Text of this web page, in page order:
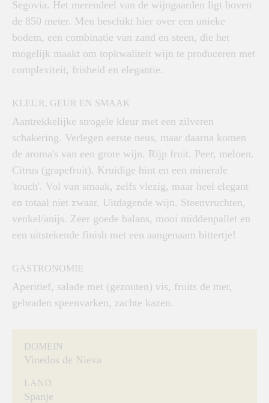
Segovia. Het merendeel van de wijngaarden ligt boven
de 850 meter. Men beschikt hier over een unieke
bodem, een combinatie van zand en steen, die het
mogelijk maakt om topkwaliteit wijn te produceren met
complexiteit, frisheid en elegantie.
KLEUR, GEUR EN SMAAK
Aantrekkelijke strogele kleur met een zilveren
schakering. Verlegen eerste neus, maar daarna komen
de aroma's van een grote wijn. Rijp fruit. Peer, meloen.
Citrus (grapefruit). Kruidige hint en een minerale
'touch'. Vol van smaak, zelfs vlezig, maar heel elegant
en totaal niet zwaar. Uitdagende wijn. Steenvruchten,
venkel/anijs. Zeer goede balans, mooi middenpallet en
een uitstekende finish met een aangenaam bittertje!
GASTRONOMIE
Aperitief, salade met (gezouten) vis, fruits de mer,
gebraden speenvarken, zachte kazen.
DOMEIN
Vinedos de Nieva
LAND
Spanje